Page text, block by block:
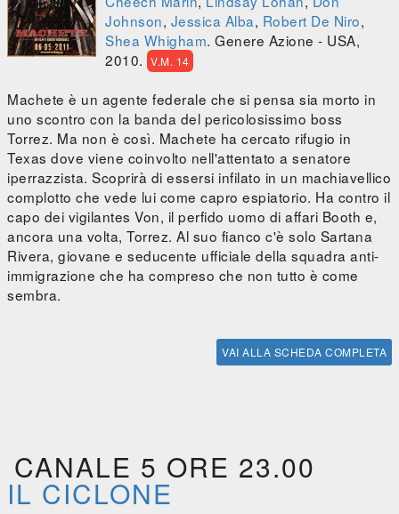
Johnson, Jessica Alba, Robert De Niro,
Shea Whigham. Genere Azione - USA,
2010. V.M. 14
Machete è un agente federale che si pensa sia morto in
uno scontro con la banda del pericolosissimo boss
Torrez. Ma non è così. Machete ha cercato rifugio in
Texas dove viene coinvolto nell'attentato a senatore
iperrazzista. Scoprirà di essersi infilato in un machiavellico
complotto che vede lui come capro espiatorio. Ha contro il
capo dei vigilantes Von, il perfido uomo di affari Booth e,
ancora una volta, Torrez. Al suo fianco c'è solo Sartana
Rivera, giovane e seducente ufficiale della squadra anti-
immigrazione che ha compreso che non tutto è come
sembra.
VAI ALLA SCHEDA COMPLETA
CANALE 5 ORE 23.00
IL CICLONE